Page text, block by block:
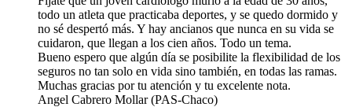
todo un atleta que practicaba deportes, y se quedo dormido y
no sé despertó más. Y hay ancianos que nunca en su vida se
cuidaron, que llegan a los cien años. Todo un tema.
Bueno espero que algún día se posibilite la flexibilidad de los
seguros no tan solo en vida sino también, en todas las ramas.
Muchas gracias por tu atención y tu excelente nota.
Angel Cabrero Mollar (PAS-Chaco)